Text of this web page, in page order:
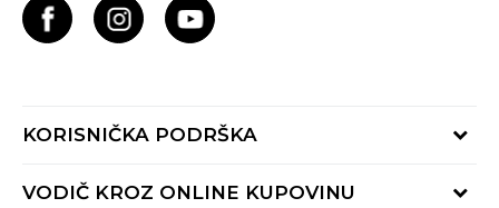
KORISNIČKA PODRŠKA
Provjeri status porudžbine
VODIČ KROZ ONLINE KUPOVINU